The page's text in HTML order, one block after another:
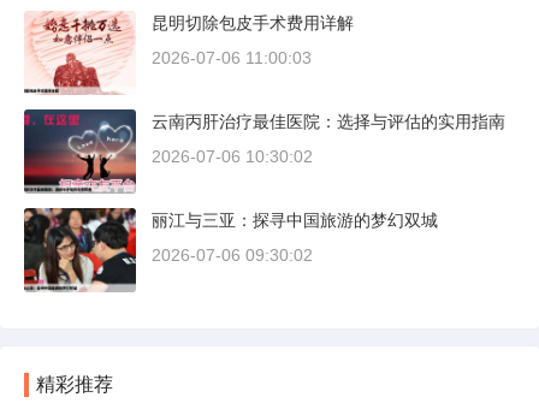
昆明切除包皮手术费用详解
2026-07-06 11:00:03
云南丙肝治疗最佳医院：选择与评估的实用指南
2026-07-06 10:30:02
丽江与三亚：探寻中国旅游的梦幻双城
2026-07-06 09:30:02
精彩推荐